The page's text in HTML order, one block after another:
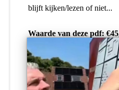
blijft kijken/lezen of niet...
Waarde van deze pdf: